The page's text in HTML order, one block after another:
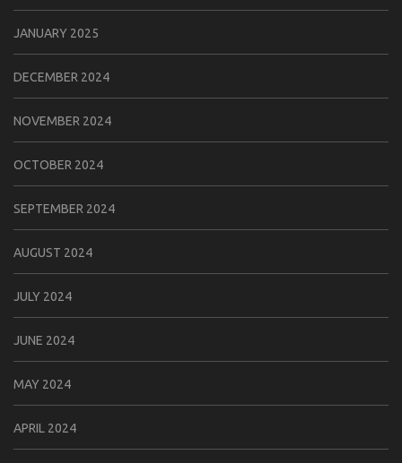
JANUARY 2025
DECEMBER 2024
NOVEMBER 2024
OCTOBER 2024
SEPTEMBER 2024
AUGUST 2024
JULY 2024
JUNE 2024
MAY 2024
APRIL 2024